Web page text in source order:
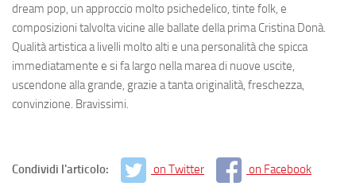
dream pop, un approccio molto psichedelico, tinte folk, e
composizioni talvolta vicine alle ballate della prima Cristina Donà.
Qualità artistica a livelli molto alti e una personalità che spicca
immediatamente e si fa largo nella marea di nuove uscite,
uscendone alla grande, grazie a tanta originalità, freschezza,
convinzione. Bravissimi.
Condividi l'articolo: on Twitter on Facebook